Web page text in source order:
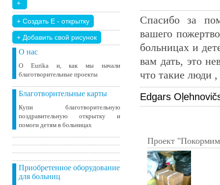
+ Добавить свой ​​рисунок
О нас
О Eurika и, как мы начали
благотворительные проекты
Благотворительные карты
Купи благотворительную
поздравительную открытку и
помоги детям в больницах
Приобретенное оборудование
для больниц
Спасибо за
вашего
больницах и
вам дать, это
что такие люди
Edgars
Проект